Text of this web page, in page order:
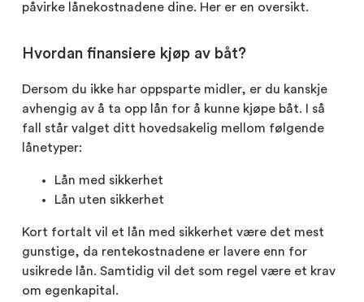
påvirke lånekostnadene dine. Her er en oversikt.
Hvordan finansiere kjøp av båt?
Dersom du ikke har oppsparte midler, er du kanskje
avhengig av å ta opp lån for å kunne kjøpe båt. I så
fall står valget ditt hovedsakelig mellom følgende
lånetyper:
Lån med sikkerhet
Lån uten sikkerhet
Kort fortalt vil et lån med sikkerhet være det mest
gunstige, da rentekostnadene er lavere enn for
usikrede lån. Samtidig vil det som regel være et krav
om egenkapital.